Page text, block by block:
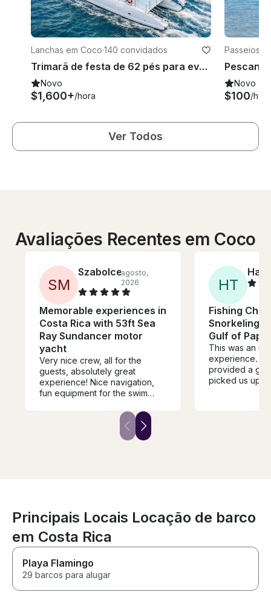
Lanchas em Coco·140 convidados
Trimarã de festa de 62 pés para eventos e grupos grandes
Novo
$1,600+/hora
Passeios
Novo
$100/hora
Ver Todos
Avaliações Recentes em Coco
SM
Szabolceagosto,
2026
Memorable experiences in
Costa Rica with 53ft Sea
Ray Sundancer motor
yacht
Very nice crew, all for the
guests, absolutely great
experience! Nice navigation,
fun equipment for the swim
snacks, lots of refreshments,
HT
Hai
Fishing
Snorkeling
Gulf of
This was an
experience.
provided a
picked us up
Principais Locais Locação de barco
em Costa Rica
Playa Flamingo
29 barcos para alugar